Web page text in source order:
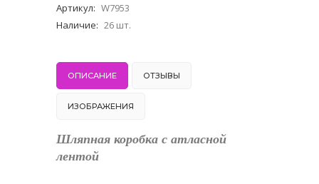
Артикул: W7953
Наличие: 26 шт.
ОПИСАНИЕ ОТЗЫВЫ
ИЗОБРАЖЕНИЯ
Шляпная коробка с атласной
лентой